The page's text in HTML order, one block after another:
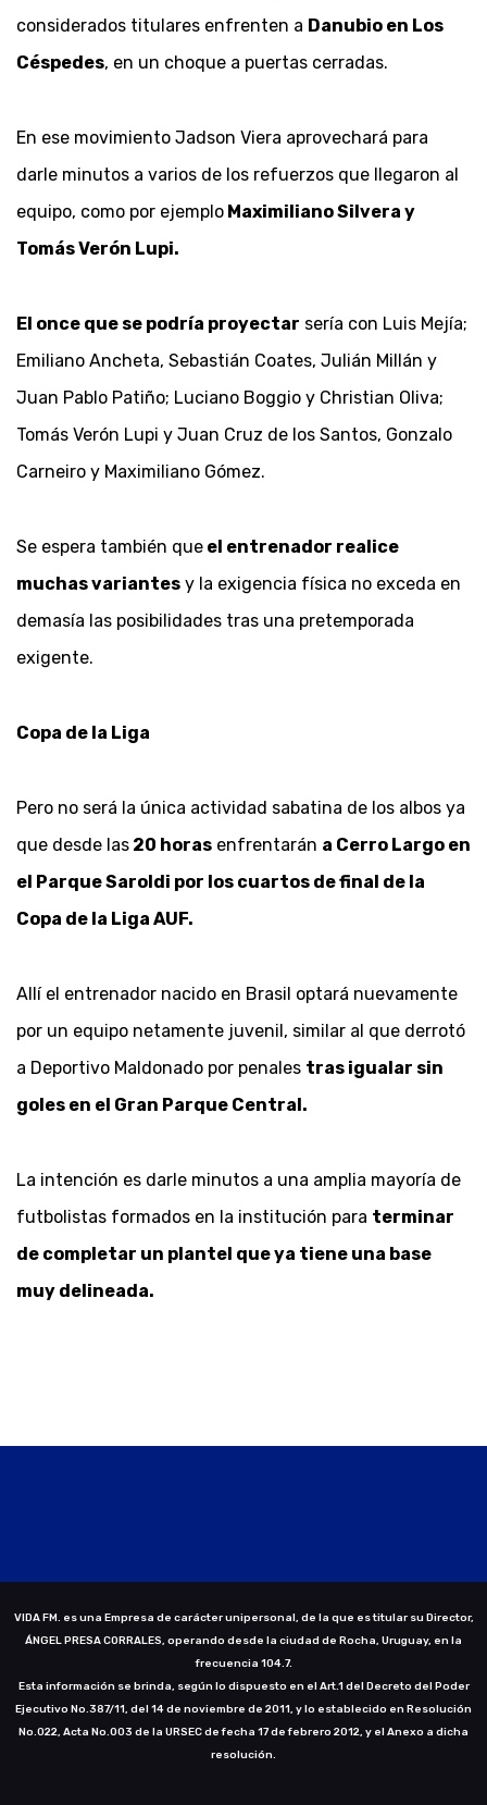
considerados titulares enfrenten a Danubio en Los
Céspedes, en un choque a puertas cerradas.
En ese movimiento Jadson Viera aprovechará para
darle minutos a varios de los refuerzos que llegaron al
equipo, como por ejemplo Maximiliano Silvera y
Tomás Verón Lupi.
El once que se podría proyectar sería con Luis Mejía;
Emiliano Ancheta, Sebastián Coates, Julián Millán y
Juan Pablo Patiño; Luciano Boggio y Christian Oliva;
Tomás Verón Lupi y Juan Cruz de los Santos, Gonzalo
Carneiro y Maximiliano Gómez.
Se espera también que el entrenador realice
muchas variantes y la exigencia física no exceda en
demasía las posibilidades tras una pretemporada
exigente.
Copa de la Liga
Pero no será la única actividad sabatina de los albos ya
que desde las 20 horas enfrentarán a Cerro Largo en
el Parque Saroldi por los cuartos de final de la
Copa de la Liga AUF.
Allí el entrenador nacido en Brasil optará nuevamente
por un equipo netamente juvenil, similar al que derrotó
a Deportivo Maldonado por penales tras igualar sin
goles en el Gran Parque Central.
La intención es darle minutos a una amplia mayoría de
futbolistas formados en la institución para terminar
de completar un plantel que ya tiene una base
muy delineada.
VIDA FM. es una Empresa de carácter unipersonal, de la que es titular su Director,
ÁNGEL PRESA CORRALES, operando desde la ciudad de Rocha, Uruguay, en la
frecuencia 104.7.
Esta información se brinda, según lo dispuesto en el Art.1 del Decreto del Poder
Ejecutivo No.387/11, del 14 de noviembre de 2011, y lo establecido en Resolución
No.022, Acta No.003 de la URSEC de fecha 17 de febrero 2012, y el Anexo a dicha
resolución.